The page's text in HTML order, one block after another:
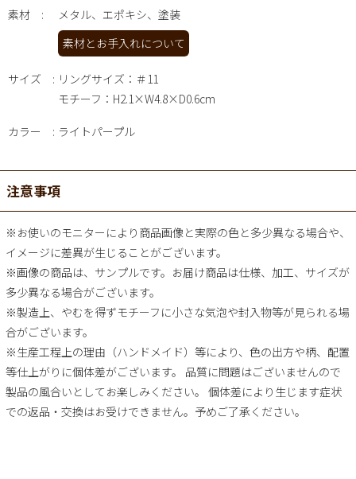
素材
メタル、エポキシ、塗装
素材とお手入れについて
サイズ
リングサイズ：＃11
モチーフ：H2.1×W4.8×D0.6cm
カラー ライトパープル
注意事項
※お使いのモニターにより商品画像と実際の色と多少異なる場合や、
イメージに差異が生じることがございます。
※画像の商品は、サンプルです。お届け商品は仕様、加工、サイズが
多少異なる場合がございます。
※製造上、やむを得ずモチーフに小さな気泡や封入物等が見られる場
合がございます。
※生産工程上の理由（ハンドメイド）等により、色の出方や柄、配置
等仕上がりに個体差がございます。 品質に問題はございませんので
製品の風合いとしてお楽しみください。 個体差により生じます症状
での返品・交換はお受けできません。予めご了承ください。